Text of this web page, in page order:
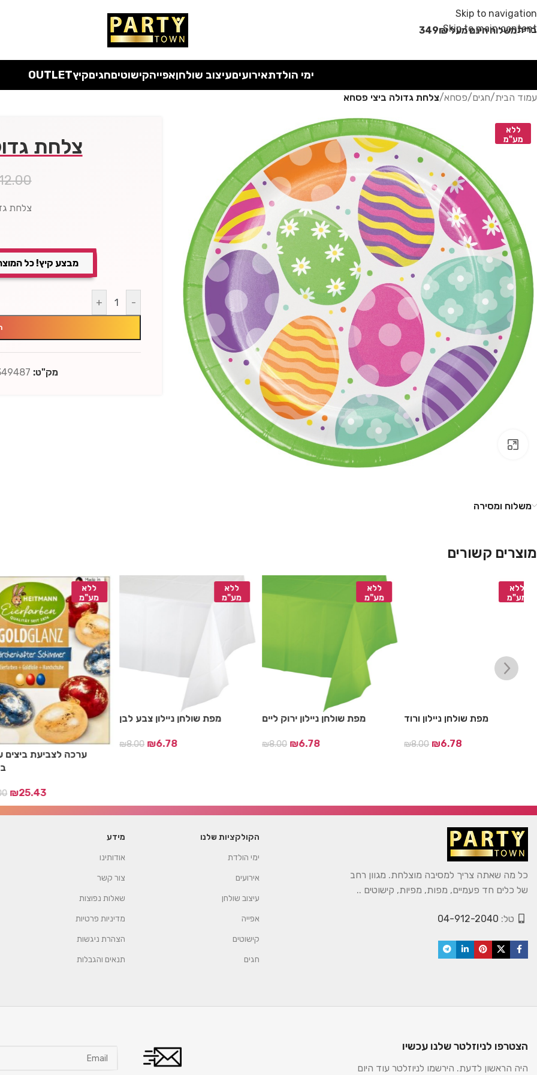
Skip to navigation
Skip to main content
מבצע קיץ! כל המוצרים ללא מע"מעד סוף החודש
משלוח חינם מעל 349₪
ימי הולדתאירועיםעיצוב שולחןאפייהקישוטיםחגיםקיץOUTLET
עמוד הבית/חגים/פסחא/צלחת גדולה ביצי פסחא
לחץ להגדלה
ללא
מע"מ
צלחת
צלחת
מבצע קיץ! כל
-
+
מק"ט:
משלוח ומסירה
מוצרים קשורים
מע"מ
ערכה לצביעת
25.43
מע"מ
מפת שולחן ניילון צבע לבן
₪8.00 ₪6.78
מע"מ
מפת שולחן ניילון ירוק ליים
8.00 ₪6.78
מע"מ
מפת שולחן ניילון ורוד
8.00 ₪6.78
כל מה שאתה צריך למסיבה מוצלחת. מגוון רחב
של כלים חד פעמיים, מפות, מפיות, קישוטים ..
טל: 04-912-2040
הקולקציות שלנו
ימי הולדת
אירועים
עיצוב שולחן
אפייה
קישוטים
חגים
מידע
אודותינו
צור קשר
שאלות נפוצות
מדיניות פרטיות
הצהרת ניגשות
תנאים והגבלות
הצטרפו לניוזלטר שלנו עכשיו
היה הראשון לדעת. הירשמו לניוזלטר עוד היום